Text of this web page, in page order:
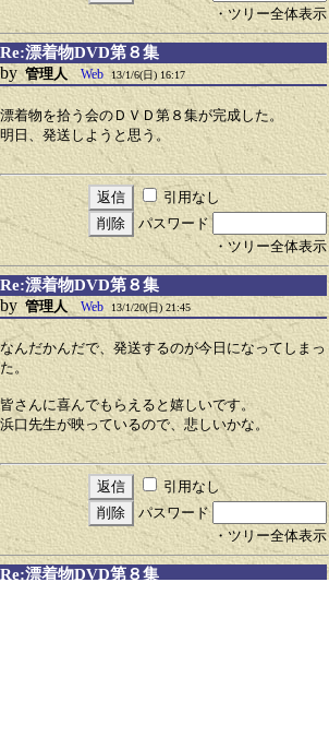
・ツリー全体表示
Re:漂着物DVD第８集
by 管理人 Web 13/1/6(日) 16:17
漂着物を拾う会のＤＶＤ第８集が完成した。
明日、発送しようと思う。
引用なし
パスワード
・ツリー全体表示
Re:漂着物DVD第８集
by 管理人 Web 13/1/20(日) 21:45
なんだかんだで、発送するのが今日になってしまっ
た。
皆さんに喜んでもらえると嬉しいです。
浜口先生が映っているので、悲しいかな。
引用なし
パスワード
・ツリー全体表示
Re:漂着物DVD第８集